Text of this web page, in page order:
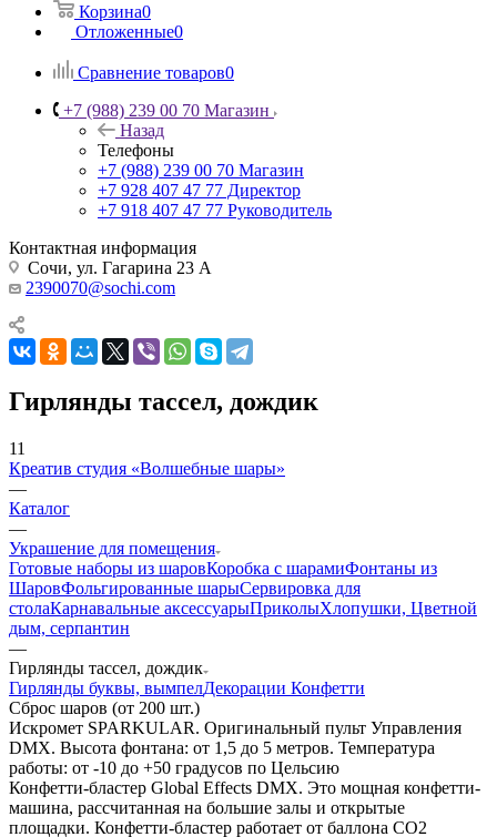
Корзина0
Отложенные0
Сравнение товаров0
+7 (988) 239 00 70 Магазин
Назад
Телефоны
+7 (988) 239 00 70 Магазин
+7 928 407 47 77 Директор
+7 918 407 47 77 Руководитель
Контактная информация
Сочи, ул. Гагарина 23 А
2390070@sochi.com
Гирлянды тассел, дождик
11
Креатив студия «Волшебные шары»
—
Каталог
—
Украшение для помещения
Готовые наборы из шаровКоробка с шарамиФонтаны из
ШаровФольгированные шарыСервировка для
столаКарнавальные аксессуарыПриколыХлопушки, Цветной
дым, серпантин
—
Гирлянды тассел, дождик
Гирлянды буквы, вымпелДекорации Конфетти
Сброс шаров (от 200 шт.)
Искромет SPARKULAR. Оригинальный пульт Управления
DMX. Высота фонтана: от 1,5 до 5 метров. Температура
работы: от -10 до +50 градусов по Цельсию
Конфетти-бластер Global Effects DMX. Это мощная конфетти-
машина, рассчитанная на большие залы и открытые
площадки. Конфетти-бластер работает от баллона СО2